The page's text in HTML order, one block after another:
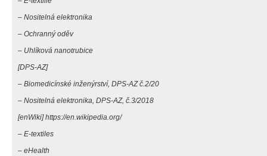
– Nositelná elektronika
– Ochranný oděv
– Uhlíková nanotrubice
[DPS-AZ]
– Biomedicínské inženýrství, DPS-AZ č.2/20
– Nositelná elektronika, DPS-AZ, č.3/2018
[enWiki] https://en.wikipedia.org/
– E-textiles
– eHealth